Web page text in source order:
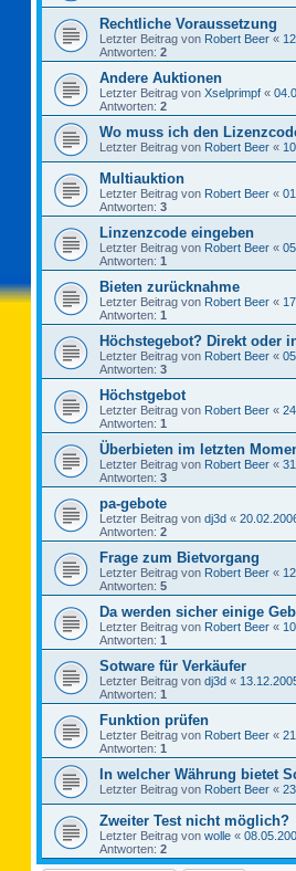
Rechtliche Voraussetzung
Letzter Beitrag von Robert Beer «
Antworten: 2
Andere Auktionen
Letzter Beitrag von Xselprimpf «
Antworten: 2
Wo muss ich den
Letzter Beitrag von Robert Beer «
Multiauktion
Letzter Beitrag von Robert Beer «
Antworten: 3
Linzenzcode eingeben
Letzter Beitrag von Robert Beer «
Antworten: 1
Bieten zurücknahme
Letzter Beitrag von Robert Beer «
Antworten: 1
Höchstegebot? Direkt oder
Letzter Beitrag von Robert Beer «
Antworten: 3
Höchstgebot
Letzter Beitrag von Robert Beer «
Antworten: 1
Überbieten im letzten
Letzter Beitrag von Robert Beer «
Antworten: 3
pa-gebote
Letzter Beitrag von dj3d «
Antworten: 2
Frage zum Bietvorgang
Letzter Beitrag von Robert Beer «
Antworten: 5
Da werden sicher einige
Letzter Beitrag von Robert Beer «
Antworten: 1
Sotware für Verkäufer
Letzter Beitrag von dj3d «
Antworten: 1
Funktion prüfen
Letzter Beitrag von Robert Beer «
Antworten: 1
In welcher Währung bietet
Letzter Beitrag von Robert Beer «
Zweiter Test nicht möglich?
Letzter Beitrag von wolle «
Antworten: 2